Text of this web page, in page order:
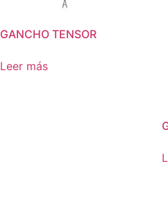
GANCHO TENSOR
Leer más